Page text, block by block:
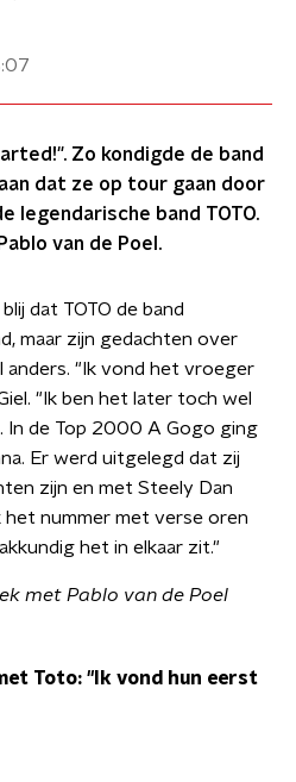
Zo kondigde de band
dat ze op tour gaan door
legendarische band TOTO.
van de Poel.
dat TOTO de band
maar zijn gedachten over
anders. "Ik vond het vroeger
"Ik ben het later toch wel
In de Top 2000 A Gogo ging
Er werd uitgelegd dat zij
zijn en met Steely Dan
het nummer met verse oren
het in elkaar zit."
met Pablo van de Poel
Toto: "Ik vond hun eerst